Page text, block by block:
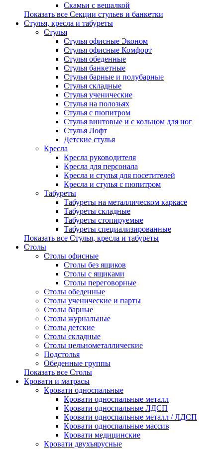
Скамьи с вешалкой
Показать все Секции стульев и банкетки
Стулья, кресла и табуреты
Стулья
Стулья офисные Эконом
Стулья офисные Комфорт
Стулья обеденные
Стулья банкетные
Стулья барные и полубарные
Стулья складные
Стулья ученические
Стулья на полозьях
Стулья с пюпитром
Стулья винтовые и с кольцом для ног
Стулья Лофт
Детские стулья
Кресла
Кресла руководителя
Кресла для персонала
Кресла и стулья для посетителей
Кресла и стулья с пюпитром
Табуреты
Табуреты на металлическом каркасе
Табуреты складные
Табуреты стопируемые
Табуреты специализированные
Показать все Стулья, кресла и табуреты
Столы
Столы офисные
Столы без ящиков
Столы с ящиками
Столы переговорные
Столы обеденные
Столы ученические и парты
Столы барные
Столы журнальные
Столы детские
Столы складные
Столы цельнометаллические
Подстолья
Обеденные группы
Показать все Столы
Кровати и матрасы
Кровати односпальные
Кровати односпальные металл
Кровати односпальные ЛДСП
Кровати односпальные металл / ЛДСП
Кровати односпальные массив
Кровати медицинские
Кровати двухъярусные